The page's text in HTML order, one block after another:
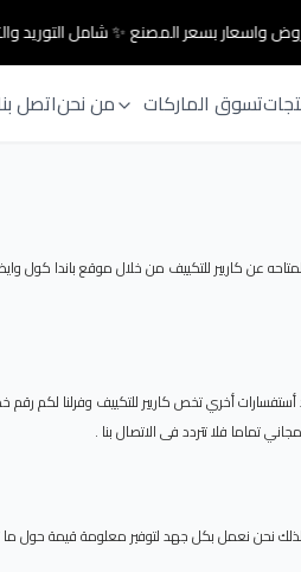
واسعار بسعر المصنع ✨ شامل التوريد والتركيب
تسوق الماركات من نحناتصل
عن كاريير للتكييف من خلال موقع باندا
أخري تخص كاريير للتكييف وفرلنا لكم
تماما فلا تتردد فى الاتصال بنا .
. لذلك نحن نعمل بكل جهد لتوفير معلومة قيمة